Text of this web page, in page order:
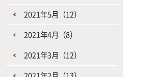
2021年5月（12）
2021年4月（8）
2021年3月（12）